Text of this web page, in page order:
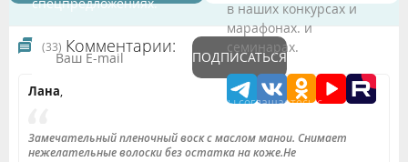
ПОДПИСАТЬСЯ
Подтверждая данные формы Вы соглашаетесь с
в наших конкурсах и
марафонах. и
семинарах.
(33) Комментарии:
Лана,
Замечательный пленочный воск с маслом манои. Снимает
нежелательные волоски без остатка на коже.Не